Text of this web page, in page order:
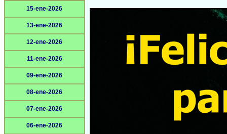
15-ene-2026
13-ene-2026
12-ene-2026
11-ene-2026
09-ene-2026
08-ene-2026
07-ene-2026
06-ene-2026